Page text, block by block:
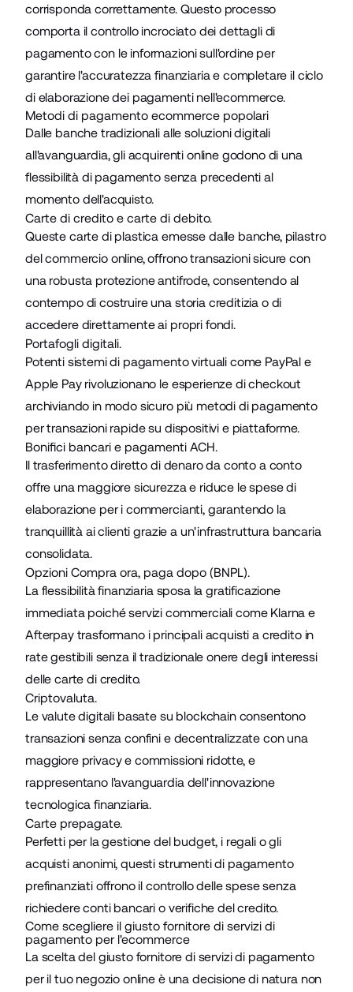
corrisponda correttamente. Questo processo
comporta il controllo incrociato dei dettagli di
pagamento con le informazioni sull'ordine per
garantire l'accuratezza finanziaria e completare il ciclo
di elaborazione dei pagamenti nell'ecommerce.
Metodi di pagamento ecommerce popolari
Dalle banche tradizionali alle soluzioni digitali
all'avanguardia, gli acquirenti online godono di una
flessibilità di pagamento senza precedenti al
momento dell'acquisto.
Carte di credito e carte di debito.
Queste carte di plastica emesse dalle banche, pilastro
del commercio online, offrono transazioni sicure con
una robusta protezione antifrode, consentendo al
contempo di costruire una storia creditizia o di
accedere direttamente ai propri fondi.
Portafogli digitali.
Potenti sistemi di pagamento virtuali come PayPal e
Apple Pay rivoluzionano le esperienze di checkout
archiviando in modo sicuro più metodi di pagamento
per transazioni rapide su dispositivi e piattaforme.
Bonifici bancari e pagamenti ACH.
Il trasferimento diretto di denaro da conto a conto
offre una maggiore sicurezza e riduce le spese di
elaborazione per i commercianti, garantendo la
tranquillità ai clienti grazie a un'infrastruttura bancaria
consolidata.
Opzioni Compra ora, paga dopo (BNPL).
La flessibilità finanziaria sposa la gratificazione
immediata poiché servizi commerciali come Klarna e
Afterpay trasformano i principali acquisti a credito in
rate gestibili senza il tradizionale onere degli interessi
delle carte di credito.
Criptovaluta.
Le valute digitali basate su blockchain consentono
transazioni senza confini e decentralizzate con una
maggiore privacy e commissioni ridotte, e
rappresentano l'avanguardia dell'innovazione
tecnologica finanziaria.
Carte prepagate.
Perfetti per la gestione del budget, i regali o gli
acquisti anonimi, questi strumenti di pagamento
prefinanziati offrono il controllo delle spese senza
richiedere conti bancari o verifiche del credito.
Come scegliere il giusto fornitore di servizi di
pagamento per l'ecommerce
La scelta del giusto fornitore di servizi di pagamento
per il tuo negozio online è una decisione di natura non